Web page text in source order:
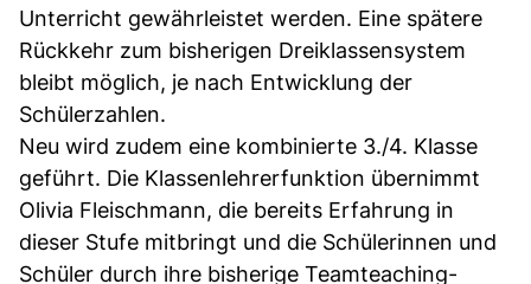
Unterricht gewährleistet werden. Eine spätere
Rückkehr zum bisherigen Dreiklassensystem
bleibt möglich, je nach Entwicklung der
Schülerzahlen.
Neu wird zudem eine kombinierte 3./4. Klasse
geführt. Die Klassenlehrerfunktion übernimmt
Olivia Fleischmann, die bereits Erfahrung in
dieser Stufe mitbringt und die Schülerinnen und
Schüler durch ihre bisherige Teamteaching-